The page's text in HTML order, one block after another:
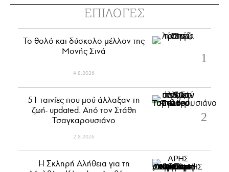
ΕΠΙΛΟΓΕΣ
Το θολό και δύσκολο μέλλον της
Μονής Σινά
4.8.2026
51 ταινίες που μού άλλαξαν τη
ζωή- updated. Aπό τον Στάθη
Τσαγκαρουσιάνο
2.8.2026
Η Σκληρή Αλήθεια για τη